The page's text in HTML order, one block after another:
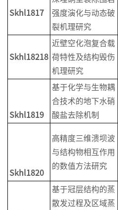
Skhl1817
强度演化与动态破
裂机理研究
Skhl18218
近壁空化泡复合载
荷特性及结构毁伤
机理研究
Skhl1819
基于化学与生物耦
合技术的地下水硝
酸盐去除机制
Skhl1820
高精度三维溃坝波
与结构物相互作用
的数值方法研究
基于冠层结构的蒸
散发过程及区域蒸